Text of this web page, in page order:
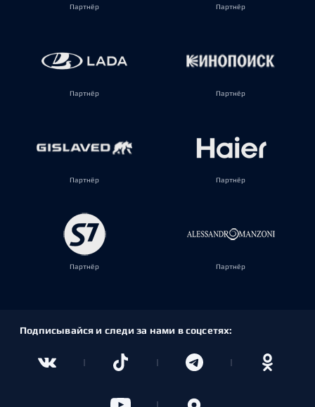
Партнёр Партнёр
Партнёр Партнёр
Партнёр Партнёр
Партнёр Партнёр
Подписывайся и следи за нами в соцсетях: